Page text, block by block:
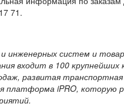
71.
инженерных систем и
входит в 100
развитая
платформа iPRO, которую